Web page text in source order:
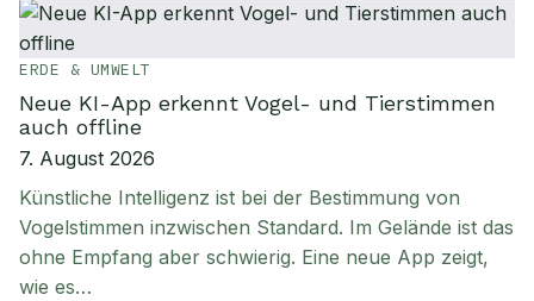
ERDE & UMWELT
Neue KI-App erkennt Vogel- und Tierstimmen
auch offline
7. August 2026
Künstliche Intelligenz ist bei der Bestimmung von
Vogelstimmen inzwischen Standard. Im Gelände ist das
ohne Empfang aber schwierig. Eine neue App zeigt,
wie es…